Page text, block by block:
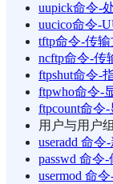
uupick命令-
uucico命令-
tftp命令-传
ncftp命令-传
ftpshut命令-
ftpwho命令-
ftpcount命令
用户与用户
useradd 命令
passwd 命令
usermod 命